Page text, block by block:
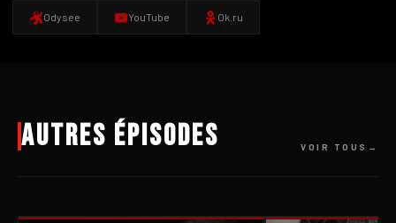
Odysee YouTube Ok.ru
Autres épisodes VOIR TOUS